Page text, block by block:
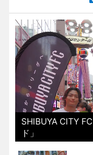
SHIBUYA CITY
ド」